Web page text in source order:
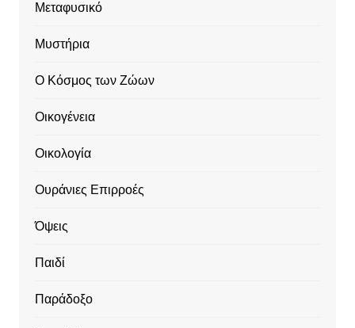
Μεταφυσικό
Μυστήρια
Ο Κόσμος των Ζώων
Οικογένεια
Οικολογία
Ουράνιες Επιρροές
Όψεις
Παιδί
Παράδοξο